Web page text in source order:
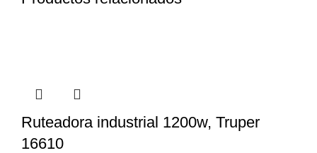
Ruteadora industrial 1200w, Truper
16610